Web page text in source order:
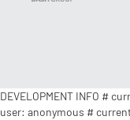
DEVELOPMENT INFO #
user: anonymous #